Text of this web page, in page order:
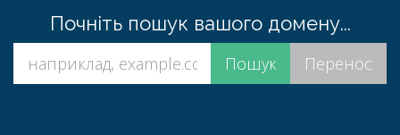
Почніть пошук вашого домену...